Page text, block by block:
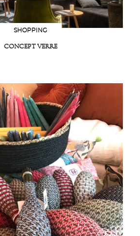
SHOPPING
CONCEPT VERRE